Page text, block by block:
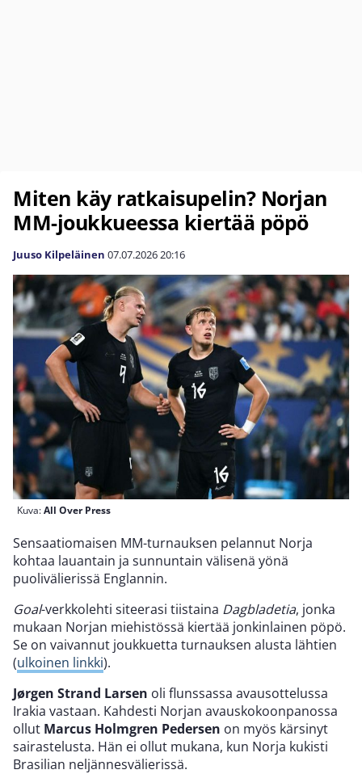
Miten käy ratkaisupelin? Norjan
MM-joukkueessa kiertää pöpö
Juuso Kilpeläinen 07.07.202620:16
Kuva:All Over Press
Sensaatiomaisen MM-turnauksen pelannut Norja
kohtaa lauantain ja sunnuntain välisenä yönä
puolivälierissä Englannin.
Goal-verkkolehti siteerasi tiistaina Dagbladetia, jonka
mukaan Norjan miehistössä kiertää jonkinlainen pöpö.
Se on vaivannut joukkuetta turnauksen alusta lähtien
(ulkoinen linkki).
Jørgen Strand Larsen oli flunssassa avausottelussa
Irakia vastaan. Kahdesti Norjan avauskokoonpanossa
ollut Marcus Holmgren Pedersen on myös kärsinyt
sairastelusta. Hän ei ollut mukana, kun Norja kukisti
Brasilian neljännesvälierissä.